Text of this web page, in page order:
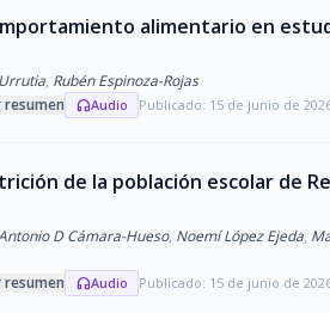
alimentario en
, Rubén Espinoza-Rojas
resumen headphonesAudio Publicado: 15 de junio de
de la población escolar de
D Cámara-Hueso, Noemí López Ejeda,
resumen headphonesAudio Publicado: 15 de junio de